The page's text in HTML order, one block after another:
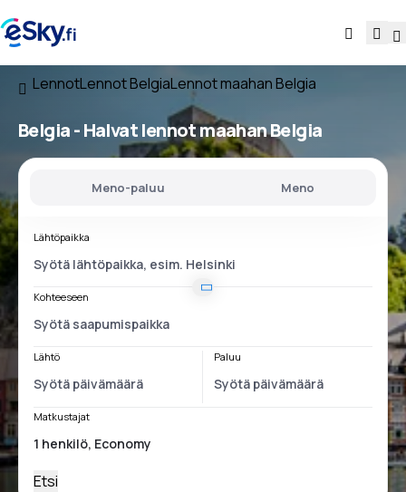
LennotLennot BelgiaLennot maahan Belgia
Belgia - Halvat lennot maahan Belgia
Meno-paluu Meno
Lähtöpaikka
Kohteeseen
Lähtö Paluu
Matkustajat
Etsi